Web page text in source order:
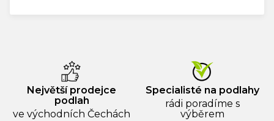
Největší prodejce
podlah
ve východních Čechách
Specialisté na podlahy
rádi poradíme s
výběrem